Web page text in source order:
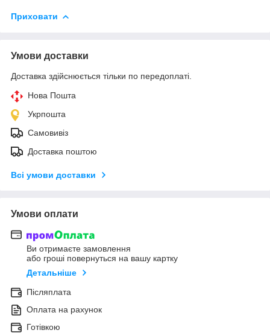
Приховати
Умови доставки
Доставка здійснюється тільки по передоплаті.
Нова Пошта
Укрпошта
Самовивіз
Доставка поштою
Всі умови доставки
Умови оплати
Ви отримаєте замовлення
або гроші повернуться на вашу картку
Детальніше
Післяплата
Оплата на рахунок
Готівкою